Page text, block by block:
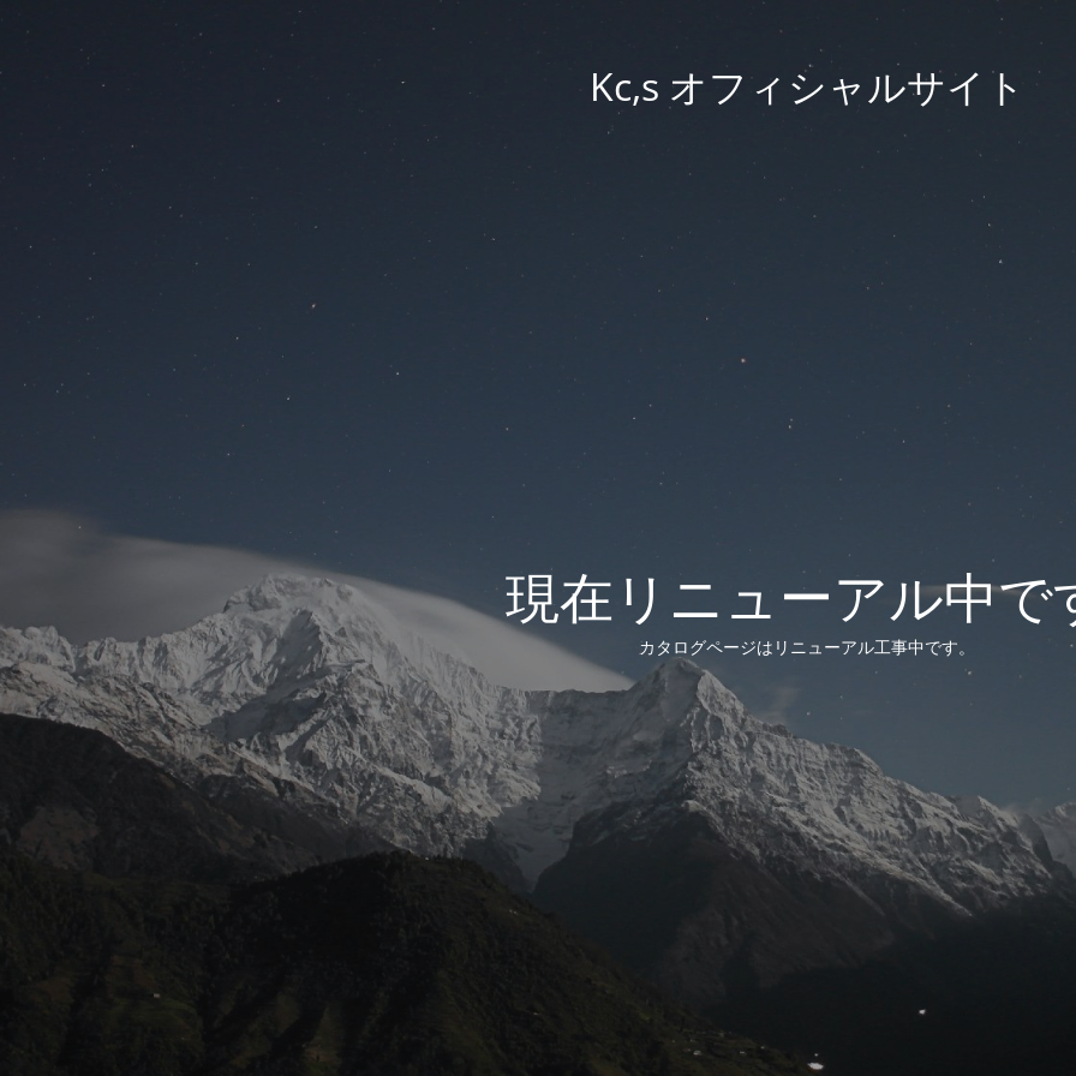
Kc,s オフィシャルサイト
現在リニューアル中で
カタログページはリニューアル工事中です。